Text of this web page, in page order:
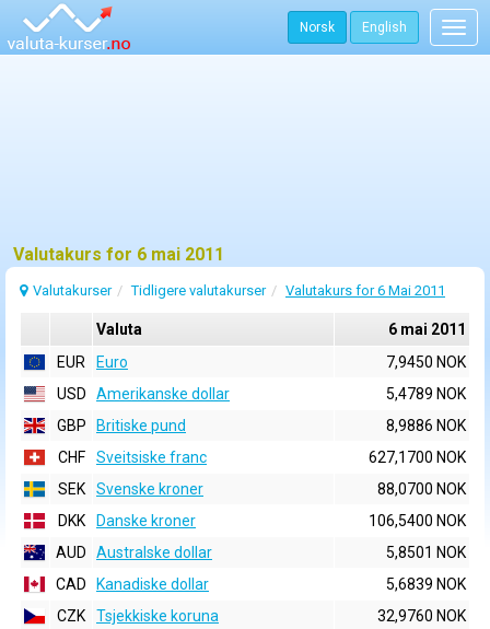
Norsk English
Valutakurs for 6 mai 2011
Valutakurser Tidligere valutakurser Valutakurs for 6 Mai 2011
Valuta
6 mai 2011
EUR
Euro
7,9450 NOK
USD
Amerikanske dollar
5,4789 NOK
GBP
Britiske pund
8,9886 NOK
CHF
Sveitsiske franc
627,1700 NOK
SEK
Svenske kroner
88,0700 NOK
DKK
Danske kroner
106,5400 NOK
AUD
Australske dollar
5,8501 NOK
CAD
Kanadiske dollar
5,6839 NOK
CZK
Tsjekkiske koruna
32,9760 NOK